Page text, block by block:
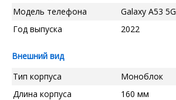
Модель телефона
Galaxy A53 5G
Год выпуска
2022
Внешний вид
Тип корпуса
Моноблок
Длина корпуса
160 мм